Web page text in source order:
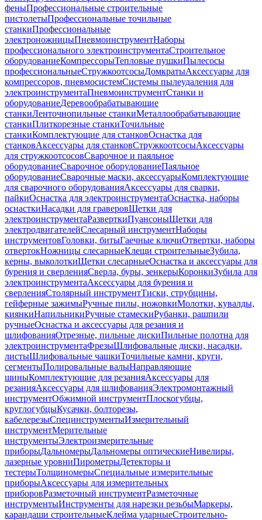
феныПрофессиональные строительные
пистолетыПрофессиональные точильные
станкиПрофессиональные
электроножницыПневмоинструментНаборы
профессионального электроинструментаСтроительное
оборудованиеКомпрессорыТепловые пушкиПылесосы
профессиональныеСтружкоотсосыДомкратыАксессуары для
компрессоров, пневмосистемСистемы пылеудаления для
электроинструментаПневмоинструментСтанки и
оборудованиеДеревообрабатывающие
станкиЛенточнопильные станкиМеталлообрабатывающие
станкиПлиткорезные станкиТочильные
станкиКомплектующие для станковОснастка для
станковАксессуары для станковСтружкоотсосыАксессуары
для стружкоотсосовСварочное и паяльное
оборудованиеСварочное оборудованиеПаяльное
оборудованиеСварочные маски, аксессуарыКомплектующие
для сварочного оборудованияАксессуары для сварки,
пайкиОснастка для электроинструментаОснастка, наборы
оснасткиНасадки для граверовЩетки для
электроинструментаРазверткиПуансоныЩетки для
электродвигателейСлесарный инструментНаборы
инструментовГоловки, битыГаечные ключиОтвертки, наборы
отвертокНожницы слесарныеКлещи строительныеЗубила,
керны, выколоткиЩетки слесарныеОснастка и аксессуары для
бурения и сверленияСверла, буры, зенкерыКоронкиЗубила для
электроинструментаАксессуары для бурения и
сверленияСтолярный инструментТиски, струбцины,
гейферные зажимыРучные пилы, ножовкиМолотки, кувалды,
киянкиНапильникиРучные стамескиРубанки, рашпили
ручныеОснастка и аксессуары для резания и
шлифованияОтрезные, пильные дискиПильные полотна для
электроинструментаФрезыШлифовальные диски, насадки,
листыШлифовальные чашкиТочильные камни, круги,
сегментыПолировальные валыНаправляющие
шиныКомплектующие для резанияАксессуары для
резанияАксессуары для шлифованияЭлектромонтажный
инструментОбжимной инструментПлоскогубцы,
круглогубцыКусачки, болторезы,
кабелерезыСпецинструментыИзмерительный
инструментМерительные
инструментыЭлектроизмерительные
приборыДальномерыДальномеры оптическиеНивелиры,
лазерные уровниПирометрыДетекторы и
тестерыТолщиномерыСпециальные измерительные
приборыАксессуары для измерительных
приборовРазметочный инструментРазметочные
инструментыИнструменты для нарезки резьбыМаркеры,
карандаши строительныеКлейма ударныеСтроительно-